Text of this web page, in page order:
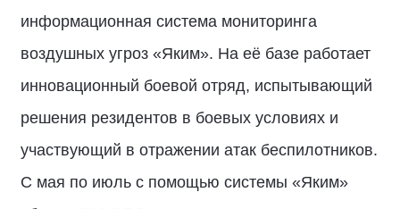
информационная система мониторинга
воздушных угроз «Яким». На её базе работает
инновационный боевой отряд, испытывающий
решения резидентов в боевых условиях и
участвующий в отражении атак беспилотников.
С мая по июль с помощью системы «Яким»